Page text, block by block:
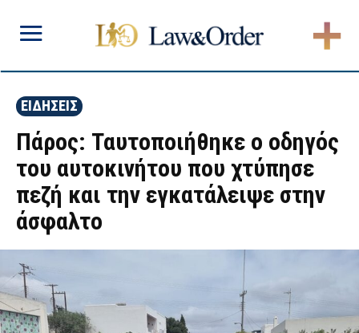
ΕΙΔΗΣΕΙΣ
Πάρος: Ταυτοποιήθηκε ο οδηγός
του αυτοκινήτου που χτύπησε
πεζή και την εγκατάλειψε στην
άσφαλτο